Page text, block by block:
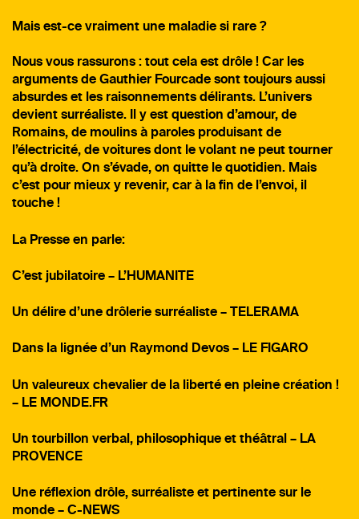
Mais est-ce vraiment une maladie si rare ?
Nous vous rassurons : tout cela est drôle ! Car les
arguments de Gauthier Fourcade sont toujours aussi
absurdes et les raisonnements délirants. L’univers
devient surréaliste. Il y est question d’amour, de
Romains, de moulins à paroles produisant de
l’électricité, de voitures dont le volant ne peut tourner
qu’à droite. On s’évade, on quitte le quotidien. Mais
c’est pour mieux y revenir, car à la fin de l’envoi, il
touche !
La Presse en parle:
C’est jubilatoire – L’HUMANITE
Un délire d’une drôlerie surréaliste – TELERAMA
Dans la lignée d’un Raymond Devos – LE FIGARO
Un valeureux chevalier de la liberté en pleine création !
– LE MONDE.FR
Un tourbillon verbal, philosophique et théâtral – LA
PROVENCE
Une réflexion drôle, surréaliste et pertinente sur le
monde – C-NEWS